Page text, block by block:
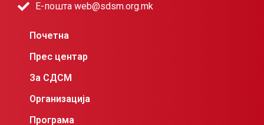
Е-пошта web@sdsm.org.mk
Почетна
Прес центар
За СДСМ
Организација
Програма